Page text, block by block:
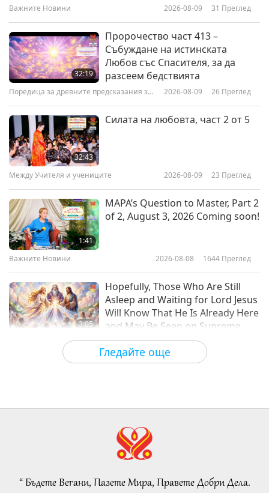
35:51
Най-добрият източник на
всички благословии, част 1 от 3
37:18
Същността на истинския
Гледайте още
Важните Новини 2026-08-09 31 Преглед
32:19
Пророчество част 413 –
Събуждане на истинската
Любов със Спасителя, за да
разсеем бедствията
Поредица за древните предсказания за
2026-08-09 26 Преглед
32:43
Силата на любовта, част 2 от 5
Между Учителя и учениците 2026-08-09 23 Преглед
1:41
MAPA’s Question to Master, Part 2
of 2, August 3, 2026 Coming soon!
Важните Новини 2026-08-08 1644 Преглед
3:05
Hopefully, Those Who Are Still
Asleep and Waiting for Lord Jesus
Will Know That He Is Already Here
and May Be Seen on Supreme
Master Television
Важните Новини 2026-08-08
3:40
VEG TREND NEWS FROM
June 2026 - Part 2 of 2
“ Бъдете Вегани, Пазете Мира, Правете Добри Дела.